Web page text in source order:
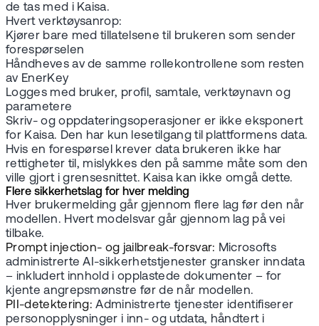
de tas med i Kaisa.
Hvert verktøysanrop:
Kjører bare med tillatelsene til brukeren som sender
forespørselen
Håndheves av de samme rollekontrollene som resten
av EnerKey
Logges med bruker, profil, samtale, verktøynavn og
parametere
Skriv- og oppdateringsoperasjoner er ikke eksponert
for Kaisa. Den har kun lesetilgang til plattformens data.
Hvis en forespørsel krever data brukeren ikke har
rettigheter til, mislykkes den på samme måte som den
ville gjort i grensesnittet. Kaisa kan ikke omgå dette.
Flere sikkerhetslag for hver melding
Hver brukermelding går gjennom flere lag før den når
modellen. Hvert modelsvar går gjennom lag på vei
tilbake.
Prompt injection- og jailbreak-forsvar: Microsofts
administrerte AI-sikkerhetstjenester gransker inndata
– inkludert innhold i opplastede dokumenter – for
kjente angrepsmønstre før de når modellen.
PII-detektering: Administrerte tjenester identifiserer
personopplysninger i inn- og utdata, håndtert i